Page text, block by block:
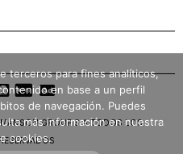
GROUP S.A TODOS LOS
terceros para fines analíticos,
en base a un perfil
de navegación. Puedes
más información en nuestra
cookies.